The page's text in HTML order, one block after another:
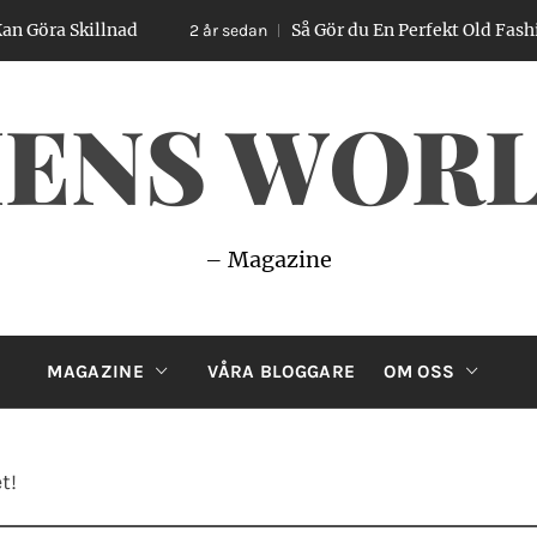
Skillnad 2 år sedan Så Gör du En Perfekt Old
– Magazine
MAGAZINE VÅRA BLOGGARE OM OSS